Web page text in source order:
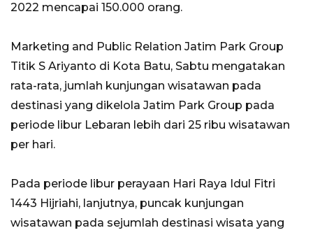
2022 mencapai 150.000 orang.
Marketing and Public Relation Jatim Park Group
Titik S Ariyanto di Kota Batu, Sabtu mengatakan
rata-rata, jumlah kunjungan wisatawan pada
destinasi yang dikelola Jatim Park Group pada
periode libur Lebaran lebih dari 25 ribu wisatawan
per hari.
Pada periode libur perayaan Hari Raya Idul Fitri
1443 Hijriahi, lanjutnya, puncak kunjungan
wisatawan pada sejumlah destinasi wisata yang